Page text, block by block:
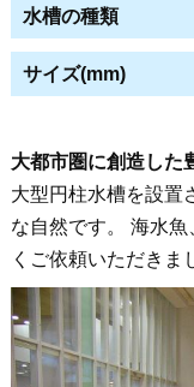
水槽の種類
サイズ(mm)
大都市圏に創造した
大型円柱水槽を設置
な自然です。 海水
くご依頼いただき